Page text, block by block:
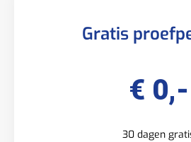
Gratis
€ 0,-
30 dagen